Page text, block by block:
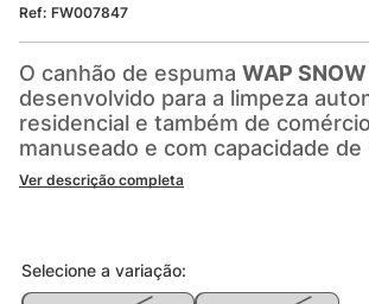
Ref: FW007847
O canhão de espuma WAP
desenvolvido para a limpeza
residencial e também de
manuseado e com capacidade de
indicado para aumentar a
limpeza.
máxima para produzir espuma
e em grande quantidade,
Ver descrição completa
Selecione a variação: